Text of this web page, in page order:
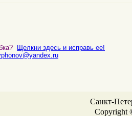
Щелкни здесь и исправь ее!
Санкт-
Copyright